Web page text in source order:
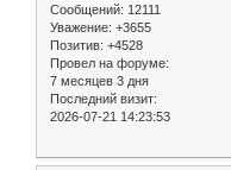
Сообщений: 12111
Уважение: +3655
Позитив: +4528
Провел на форуме:
7 месяцев 3 дня
Последний визит:
2026-07-21 14:23:53